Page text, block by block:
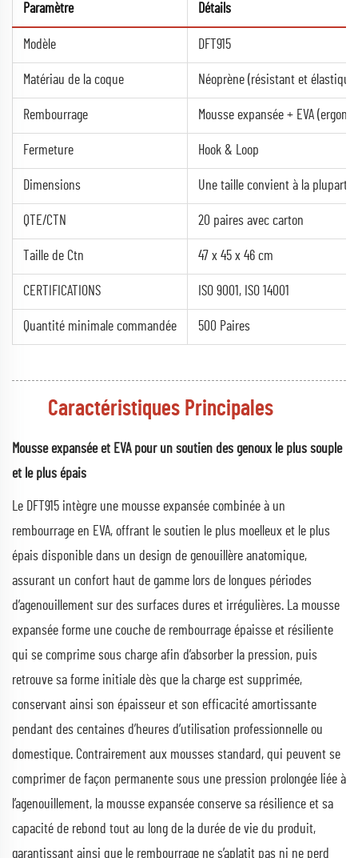
Paramètre Détails
Modèle DFT915
Matériau de la coque Néoprène (résistant et élastique)
Rembourrage Mousse expansée + EVA
Fermeture Hook & Loop
Dimensions Une taille convient à la plupart
QTE/CTN 20 paires avec carton
Taille de Ctn 47 x 45 x 46 cm
CERTIFICATIONS ISO 9001, ISO 14001
Quantité minimale commandée 500 Paires
Caractéristiques Principales
Mousse expansée et EVA pour un soutien des genoux le plus souple
et le plus épais
Le DFT915 intègre une mousse expansée combinée à un
rembourrage en EVA, offrant le soutien le plus moelleux et le plus
épais disponible dans un design de genouillère anatomique,
assurant un confort haut de gamme lors de longues périodes
d’agenouillement sur des surfaces dures et irrégulières. La mousse
expansée forme une couche de rembourrage épaisse et résiliente
qui se comprime sous charge afin d’absorber la pression, puis
retrouve sa forme initiale dès que la charge est supprimée,
conservant ainsi son épaisseur et son efficacité amortissante
pendant des centaines d’heures d’utilisation professionnelle ou
domestique. Contrairement aux mousses standard, qui peuvent se
comprimer de façon permanente sous une pression prolongée liée à
l’agenouillement, la mousse expansée conserve sa résilience et sa
capacité de rebond tout au long de la durée de vie du produit,
garantissant ainsi que le rembourrage ne s’aplatit pas ni ne perd